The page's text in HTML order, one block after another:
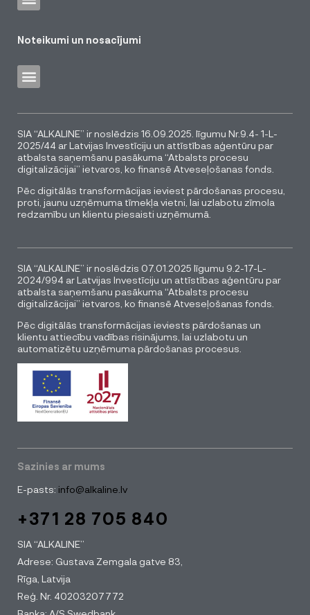
Noteikumi un nosacījumi
SIA “ALKALINE” ir noslēdzis 16.09.2025. līgumu Nr.9.4- 1-L-
2025/44 ar Latvijas Investīciju un attīstības aģentūru par
atbalsta saņemšanu pasākuma “Atbalsts procesu
digitalizācijai” ietvaros, ko finansē Atveseļošanas fonds.
Pēc digitālās transformācijas ieviest pārdošanas procesu,
proti, jaunu uzņēmuma tīmekļa vietni, lai uzlabotu zīmola
redzamību un klientu piesaisti uzņēmumā.
SIA “ALKALINE” ir noslēdzis 07.01.2025 līgumu 9.2-17-L-
2024/994 ar Latvijas Investīciju un attīstības aģentūru par
atbalsta saņemšanu pasākuma “Atbalsts procesu
digitalizācijai” ietvaros, ko finansē Atveseļošanas fonds.
Pēc digitālās transformācijas ieviests pārdošanas un
klientu attiecību vadības risinājums, lai uzlabotu un
automatizētu uzņēmuma pārdošanas procesus.
Sazinies ar mums
E-pasts: info@alkaline.lv
+371 28 705 840
SIA “ALKALINE”
Adrese: Gustava Zemgala gatve 83,
Rīga, Latvija
Reģ. Nr. 40203207772